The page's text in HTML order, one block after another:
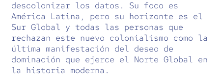
descolonizar los datos. Su foco es
América Latina, pero su horizonte es el
Sur Global y todas las personas que
rechazan este nuevo colonialismo como la
última manifestación del deseo de
dominación que ejerce el Norte Global en
la historia moderna.